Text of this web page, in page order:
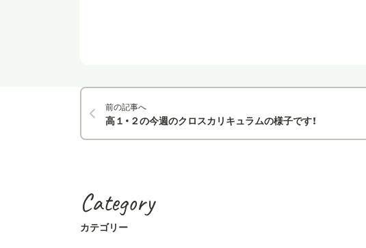
前の記事へ
高１・２の今週のクロスカリキュラムの様子です！
Category
カテゴリー